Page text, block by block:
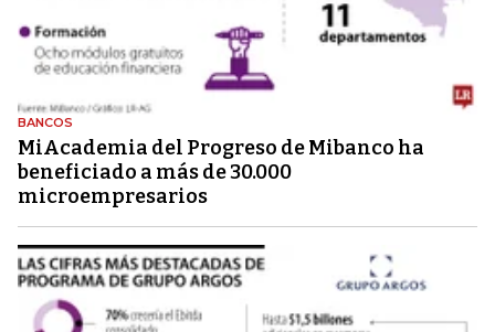
BANCOS
MiAcademia del Progreso de Mibanco ha
beneficiado a más de 30.000
microempresarios